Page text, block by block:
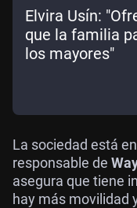
Elvira Usín:
que la familia
los mayores"
La sociedad está
responsable de
asegura que tiene
hay más movilidad